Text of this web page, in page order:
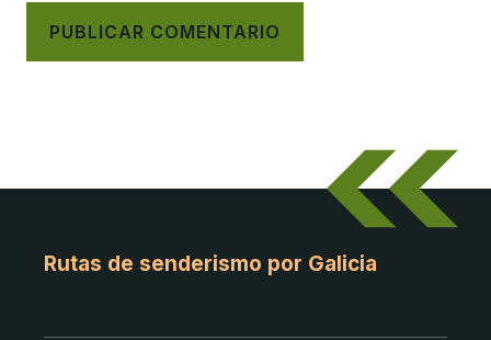
Rutas de senderismo por Galicia